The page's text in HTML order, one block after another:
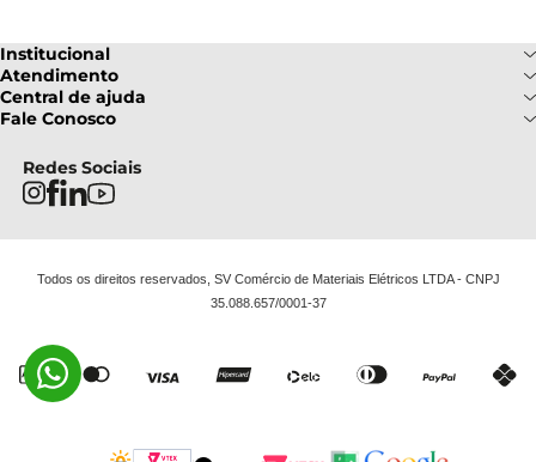
Institucional
Sobre Nós
Nossas Lojas
Privacidade e Segurança
Termos e Condições
Atendimento
Formas de pagamento
Regulamentos
Central de ajuda
Fale Conosco
Frete e Entrega
Troca e Devoluções
Fale Conosco
(085) 3214-7900
Segunda a Sexta: 08h as 18h | Sábado
: 08h ás 12h
Redes Sociais
Todos os direitos reservados, SV Comércio de Materiais Elétricos LTDA - CNPJ
35.088.657/0001-37